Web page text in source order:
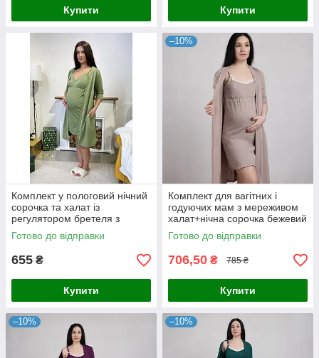
Купити Купити
Комплект у пологовий нічний
сорочка та халат із
регулятором бретеля з
кантом оливковий 44-54р.
Готово до відправки
655 ₴
Купити
–10%
Комплект для вагітних і
годуючих мам з мереживом
халат+нічна сорочка бежевий
р.44-60
Готово до відправки
706,50 ₴ 785 ₴
Купити
–10% –10%